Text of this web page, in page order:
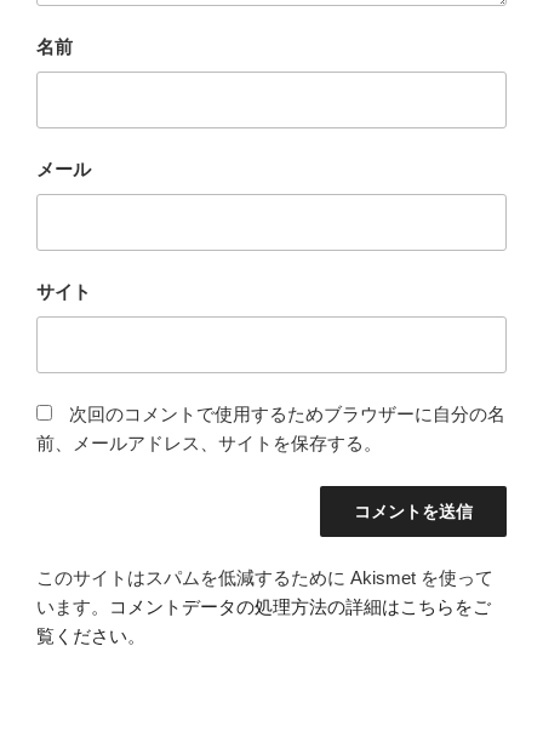
名前
メール
サイト
次回のコメントで使用するためブラウザーに自分の名
前、メールアドレス、サイトを保存する。
このサイトはスパムを低減するために Akismet を使って
います。
コメントデータの処理方法の詳細はこちらをご
覧ください。